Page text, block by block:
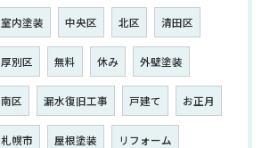
室内塗装 中央区 北区 清田区
厚別区 無料 休み 外壁塗装
南区 漏水復旧工事 戸建て お正月
札幌市 屋根塗装 リフォーム